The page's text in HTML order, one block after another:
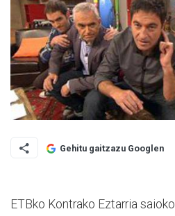
Gehitu gaitzazu Googlen
ETBko Kontrako Eztarria